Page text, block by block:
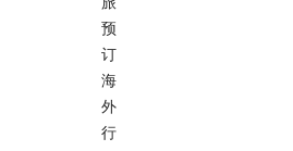
预
订
海
外
行